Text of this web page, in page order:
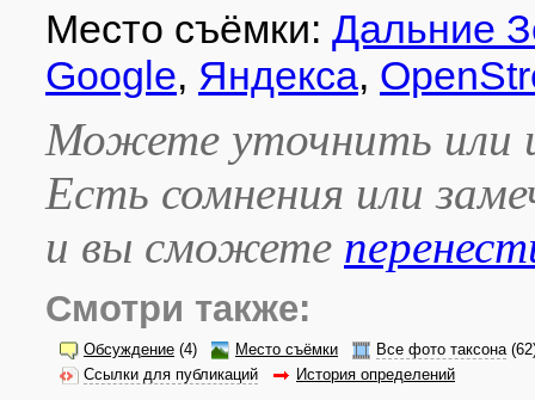
Место съёмки: Дальние
Google, Яндекса,
Можете уточнить или
Есть сомнения или
и вы сможете
Смотри также:
Обсуждение (4) Место съёмки Все фото таксона
Ссылки для публикаций
История определений